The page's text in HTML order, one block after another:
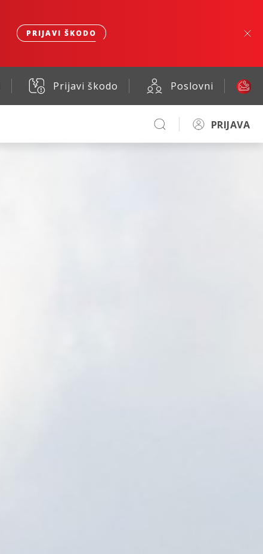
PRIJAVI ŠKODO
Prijavi škodo Poslovni
PRIJAVA